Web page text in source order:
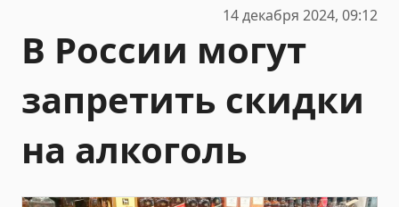
14 декабря 2024, 09:12
В России могут
запретить скидки
на алкоголь